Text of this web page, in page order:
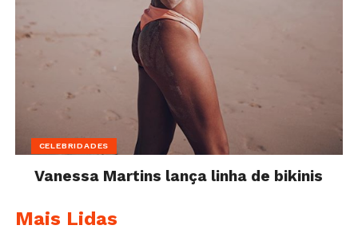
CELEBRIDADES
Vanessa Martins lança linha de bikinis
Mais Lidas